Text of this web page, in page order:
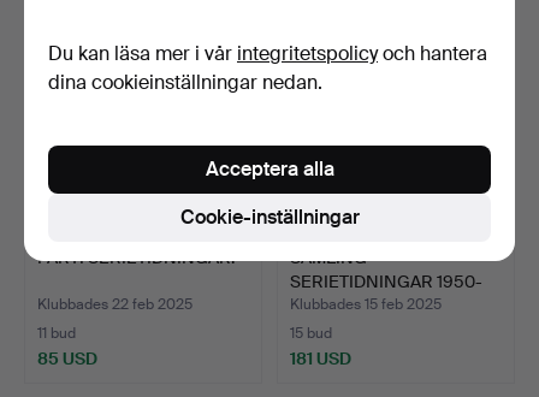
PARTI SERIETIDNINGAR.
Klubbades 22 feb 2025
11 bud
85 USD
SAMLING
SERIETIDNINGAR 1950-
TAL, BL.A. KAL…
Klubbades 15 feb 2025
15 bud
181 USD
Du kan läsa mer i vår integritetspolicyoch hantera
dina cookieinställningar nedan.
Cookie-inställningar
Acceptera alla